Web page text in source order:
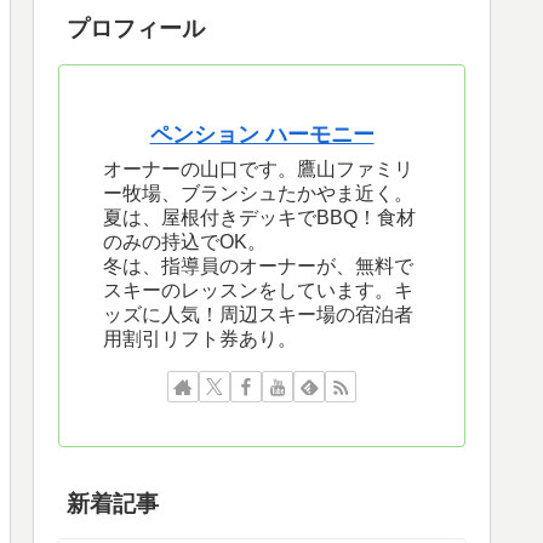
プロフィール
ペンション ハーモニー
オーナーの山口です。鷹山ファミリ
ー牧場、ブランシュたかやま近く。
夏は、屋根付きデッキでBBQ！食材
のみの持込でOK。
冬は、指導員のオーナーが、無料で
スキーのレッスンをしています。キ
ッズに人気！周辺スキー場の宿泊者
用割引リフト券あり。
新着記事